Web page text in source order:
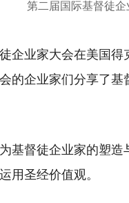
第二届国际基督徒企
企业家大会在美国
的企业家们分享了
基督徒企业家的塑
用圣经价值观。